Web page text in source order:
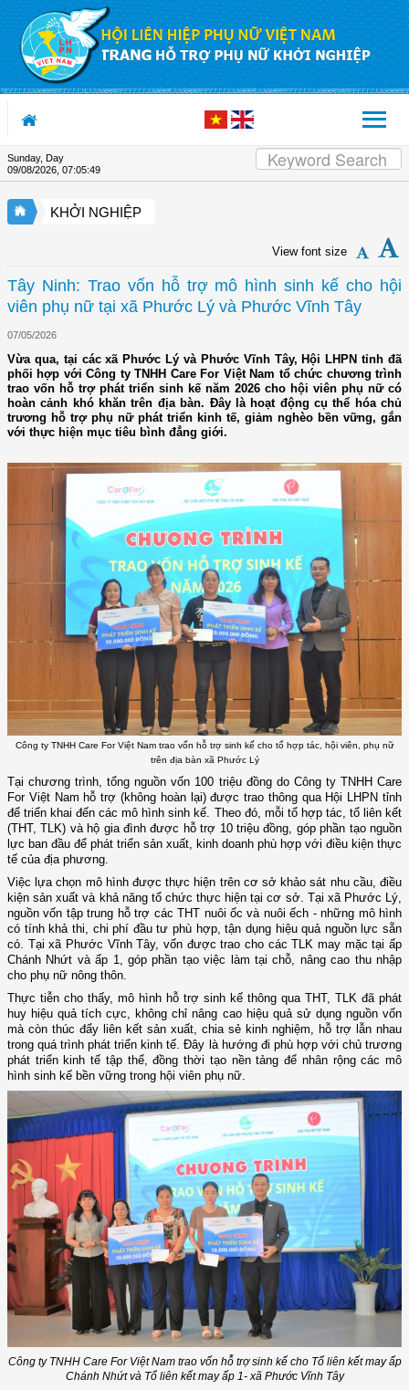
Skip to Content
Sunday, Day
09/08/2026 07:05:50
KHỞI NGHIỆP
View font size
Tây Ninh: Trao vốn hỗ trợ mô hình sinh kế cho hội
viên phụ nữ tại xã Phước Lý và Phước Vĩnh Tây
07/05/2026
Vừa qua, tại các xã Phước Lý và Phước Vĩnh Tây, Hội LHPN tỉnh đã
phối hợp với Công ty TNHH Care For Việt Nam tổ chức chương trình
trao vốn hỗ trợ phát triển sinh kế năm 2026 cho hội viên phụ nữ có
hoàn cảnh khó khăn trên địa bàn. Đây là hoạt động cụ thể hóa chủ
trương hỗ trợ phụ nữ phát triển kinh tế, giảm nghèo bền vững, gắn
với thực hiện mục tiêu bình đẳng giới.
Công ty TNHH Care For Việt Nam trao vốn hỗ trợ sinh kế cho tổ hợp tác, hội viên, phụ nữ
trên địa bàn xã Phước Lý
Tại chương trình, tổng nguồn vốn 100 triệu đồng do Công ty TNHH Care
For Việt Nam hỗ trợ (không hoàn lại) được trao thông qua Hội LHPN tỉnh
để triển khai đến các mô hình sinh kế. Theo đó, mỗi tổ hợp tác, tổ liên kết
(THT, TLK) và hộ gia đình được hỗ trợ 10 triệu đồng, góp phần tạo nguồn
lực ban đầu để phát triển sản xuất, kinh doanh phù hợp với điều kiện thực
tế của địa phương.
Việc lựa chọn mô hình được thực hiện trên cơ sở khảo sát nhu cầu, điều
kiện sản xuất và khả năng tổ chức thực hiện tại cơ sở. Tại xã Phước Lý,
nguồn vốn tập trung hỗ trợ các THT nuôi ốc và nuôi ếch - những mô hình
có tính khả thi, chi phí đầu tư phù hợp, tận dụng hiệu quả nguồn lực sẵn
có. Tại xã Phước Vĩnh Tây, vốn được trao cho các TLK may mặc tại ấp
Chánh Nhứt và ấp 1, góp phần tạo việc làm tại chỗ, nâng cao thu nhập
cho phụ nữ nông thôn.
Thực tiễn cho thấy, mô hình hỗ trợ sinh kế thông qua THT, TLK đã phát
huy hiệu quả tích cực, không chỉ nâng cao hiệu quả sử dụng nguồn vốn
mà còn thúc đẩy liên kết sản xuất, chia sẻ kinh nghiệm, hỗ trợ lẫn nhau
trong quá trình phát triển kinh tế. Đây là hướng đi phù hợp với chủ trương
phát triển kinh tế tập thể, đồng thời tạo nền tảng để nhân rộng các mô
hình sinh kế bền vững trong hội viên phụ nữ.
Công ty TNHH Care For Việt Nam trao vốn hỗ trợ sinh kế cho Tổ liên kết may ấp
Chánh Nhứt và Tổ liên kết may ấp 1- xã Phước Vĩnh Tây